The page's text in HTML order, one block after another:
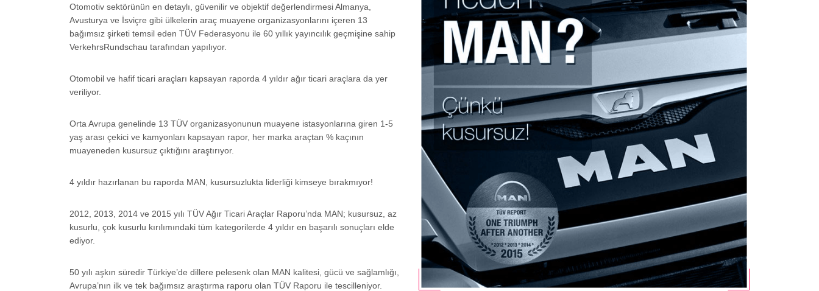
Otomotiv sektörünün en detaylı, güvenilir ve objektif değerlendirmesi Almanya,
Avusturya ve İsviçre gibi ülkelerin araç muayene organizasyonlarını içeren 13
bağımsız şirketi temsil eden TÜV Federasyonu ile 60 yıllık yayıncılık geçmişine sahip
VerkehrsRundschau tarafından yapılıyor.
Otomobil ve hafif ticari araçları kapsayan raporda 4 yıldır ağır ticari araçlara da yer
veriliyor.
Orta Avrupa genelinde 13 TÜV organizasyonunun muayene istasyonlarına giren 1-5
yaş arası çekici ve kamyonları kapsayan rapor, her marka araçtan % kaçının
muayeneden kusursuz çıktığını araştırıyor.
4 yıldır hazırlanan bu raporda MAN, kusursuzlukta liderliği kimseye bırakmıyor!
2012, 2013, 2014 ve 2015 yılı TÜV Ağır Ticari Araçlar Raporu’nda MAN; kusursuz, az
kusurlu, çok kusurlu kırılımındaki tüm kategorilerde 4 yıldır en başarılı sonuçları elde
ediyor.
50 yılı aşkın süredir Türkiye’de dillere pelesenk olan MAN kalitesi, gücü ve sağlamlığı,
Avrupa’nın ilk ve tek bağımsız araştırma raporu olan TÜV Raporu ile tescilleniyor.